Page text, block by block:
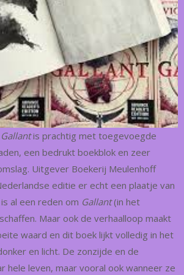
Gallantis prachtig met toegevoegde
een bedrukt boekblok en zeer
Uitgever Boekerij Meulenhoff
editie er echt een plaatje van
al een reden om Gallant(in het
Maar ook de verhaalloop maakt
waard en dit boek lijkt volledig in het
en licht. De zonzijde en de
hele leven, maar vooral ook wanneer ze